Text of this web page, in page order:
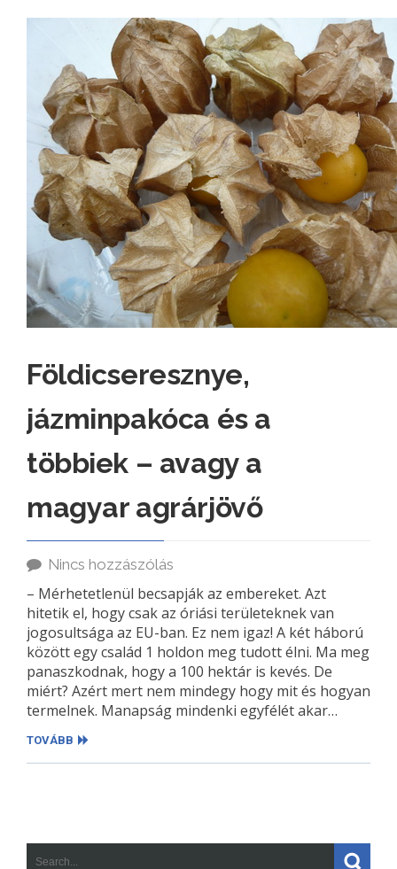
Földicseresznye,
jázminpakóca és a
többiek – avagy a
magyar agrárjövő
Nincs hozzászólás
– Mérhetetlenül becsapják az embereket. Azt
hitetik el, hogy csak az óriási területeknek van
jogosultsága az EU-ban. Ez nem igaz! A két háború
között egy család 1 holdon meg tudott élni. Ma meg
panaszkodnak, hogy a 100 hektár is kevés. De
miért? Azért mert nem mindegy hogy mit és hogyan
termelnek. Manapság mindenki egyfélét akar…
TOVÁBB